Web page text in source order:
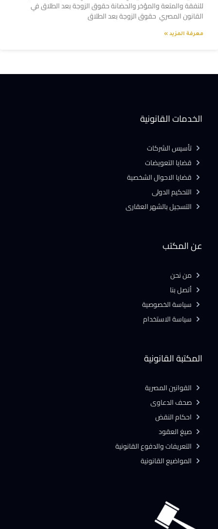
للنفقة والمتعة والمؤخر والحضانة حقوق الزوجة بعد الطلاق في
القانون المصري حقوق الزوجة بعد الطلاق
معرفة المزيد »
المكتبة القانونية
القوانين المصرية
صحف الدعاوى
احكام النقض
صيغ العقود
التعريفات والدفوع القانونية
المواضيع القانونية
عن المكتب
من نحن
أتصل بنا
سياسة الخصوصية
سياسة الاستخدام
الخدمات القانونية
تأسيس الشركات
قضايا التعويضات
قضايا الاحوال الشخصية
التحكيم الدولى
التسجيل بالشهر العقارى